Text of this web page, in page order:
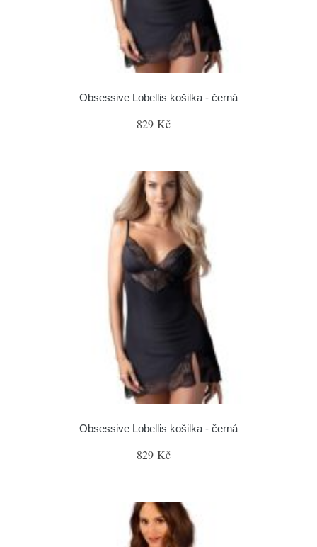
Obsessive Lobellis košilka - černá
829 Kč
Obsessive Lobellis košilka - černá
829 Kč